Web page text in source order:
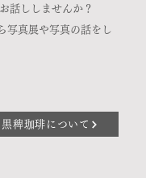
話ししませんか？
写真展や写真の話をし
黒稗珈琲について